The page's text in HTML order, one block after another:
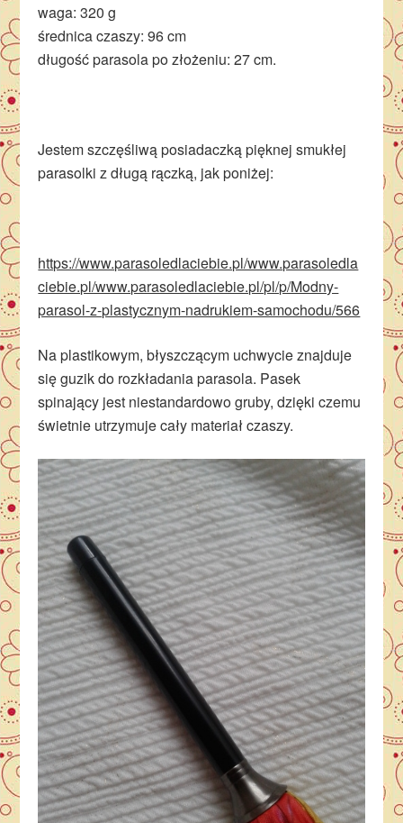
waga: 320 g
średnica czaszy: 96 cm
długość parasola po złożeniu: 27 cm.
Jestem szczęśliwą posiadaczką pięknej smukłej
parasolki z długą rączką, jak poniżej:
https://www.parasoledlaciebie.pl/www.parasoledla
ciebie.pl/www.parasoledlaciebie.pl/pl/p/Modny-
parasol-z-plastycznym-nadrukiem-samochodu/566
Na plastikowym, błyszczącym uchwycie znajduje
się guzik do rozkładania parasola. Pasek
spinający jest niestandardowo gruby, dzięki czemu
świetnie utrzymuje cały materiał czaszy.